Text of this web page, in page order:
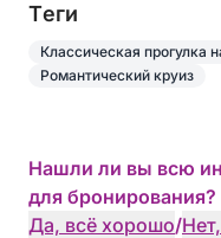
Tеги
Классическая прогулка
Романтический круиз
Нашли ли вы всю
для бронирования?
Да, всё хорошо/